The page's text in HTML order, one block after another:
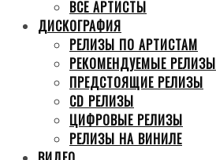
ВСЕ АРТИСТЫ
ДИСКОГРАФИЯ
РЕЛИЗЫ ПО АРТИСТАМ
РЕКОМЕНДУЕМЫЕ РЕЛИЗЫ
ПРЕДСТОЯЩИЕ РЕЛИЗЫ
CD РЕЛИЗЫ
ЦИФРОВЫЕ РЕЛИЗЫ
РЕЛИЗЫ НА ВИНИЛЕ